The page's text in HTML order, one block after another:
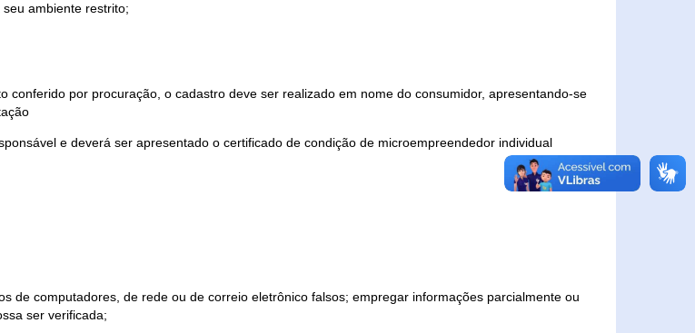
ambiente restrito;
conferido por procuração, o cadastro deve ser realizado em nome do consumidor, apresentando-se
e deverá ser apresentado o certificado de condição de microempreendedor individual
de computadores, de rede ou de correio eletrônico falsos; empregar informações parcialmente ou
ser verificada;